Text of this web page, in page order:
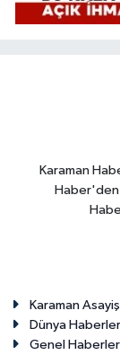
Karaman
Haber'den
Karaman
Dünya
Genel Haberler